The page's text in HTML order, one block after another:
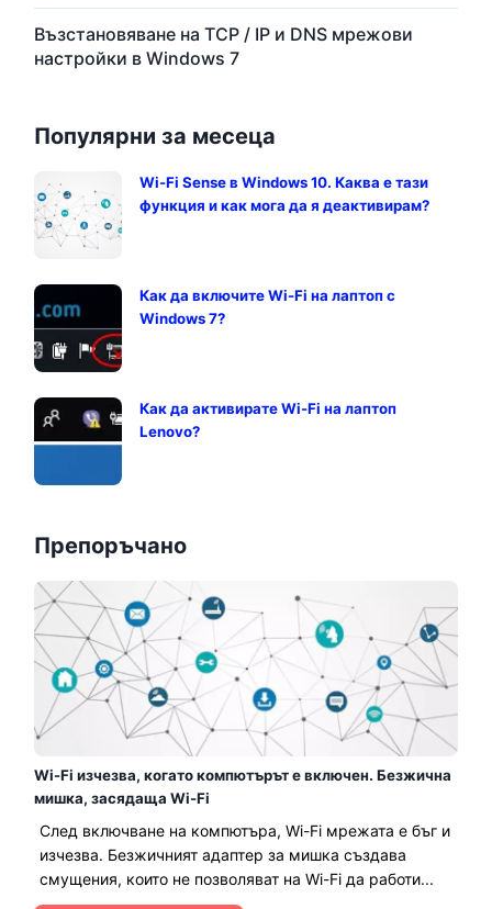
Възстановяване на TCP / IP и DNS мрежови
настройки в Windows 7
Популярни за месеца
Wi-Fi Sense в Windows 10. Каква е тази
функция и как мога да я деактивирам?
Как да включите Wi-Fi на лаптоп с
Windows 7?
Как да активирате Wi-Fi на лаптоп
Lenovo?
Препоръчано
Wi-Fi изчезва, когато компютърът е включен. Безжична
мишка, засядаща Wi-Fi
След включване на компютъра, Wi-Fi мрежата е бъг и
изчезва. Безжичният адаптер за мишка създава
смущения, които не позволяват на Wi-Fi да работи...